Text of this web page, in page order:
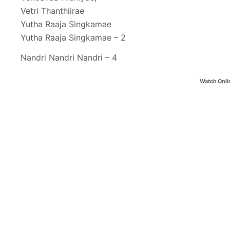
Vetri Thanthiirae
Yutha Raaja Singkamae
Yutha Raaja Singkamae – 2
Nandri Nandri Nandri – 4
Watch